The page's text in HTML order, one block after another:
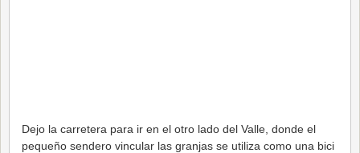
Dejo la carretera para ir en el otro lado del Valle, donde el
pequeño sendero vincular las granjas se utiliza como una bici